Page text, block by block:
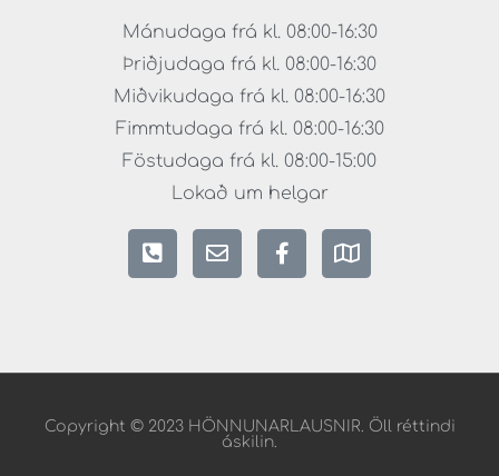
Mánudaga frá kl. 08:00-16:30
Þriðjudaga frá kl. 08:00-16:30
Miðvikudaga frá kl. 08:00-16:30
Fimmtudaga frá kl. 08:00-16:30
Föstudaga frá kl. 08:00-15:00
Lokað um helgar
Copyright © 2023 HÖNNUNARLAUSNIR. Öll réttindi
áskilin.